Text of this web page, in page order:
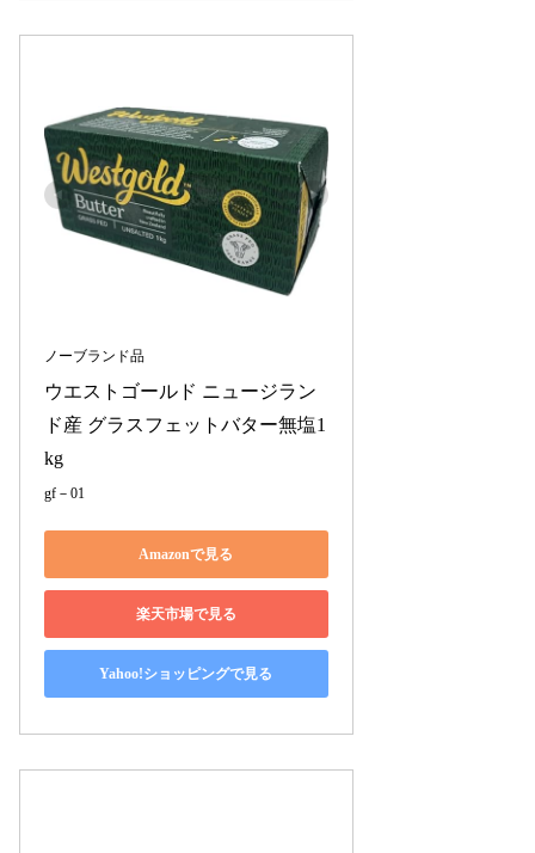
ノーブランド品
ウエストゴールド ニュージラン
ド産 グラスフェットバター無塩1
kg
gf－01
Amazonで見る
楽天市場で見る
Yahoo!ショッピングで見る